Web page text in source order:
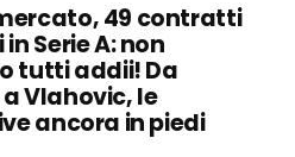
49 contratti
Serie A: non
tutti addii! Da
Vlahovic, le
ancora in piedi